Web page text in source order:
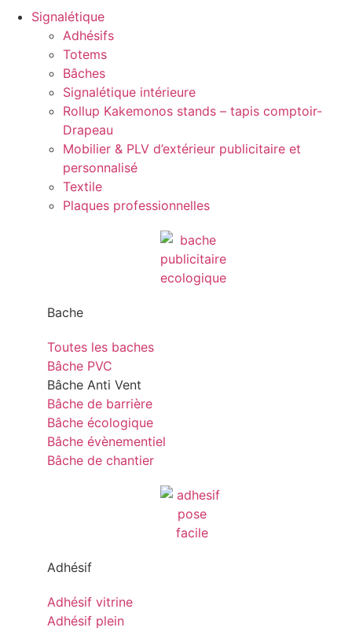
Signalétique
Adhésifs
Totems
Bâches
Signalétique intérieure
Rollup Kakemonos stands – tapis comptoir-
Drapeau
Mobilier & PLV d’extérieur publicitaire et
personnalisé
Textile
Plaques professionnelles
Bache
Toutes les baches
Bâche PVC
Bâche Anti Vent
Bâche de barrière
Bâche écologique
Bâche évènementiel
Bâche de chantier
Adhésif
Adhésif vitrine
Adhésif plein